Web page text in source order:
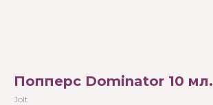
Попперс Dominator 10 мл.
Jolt